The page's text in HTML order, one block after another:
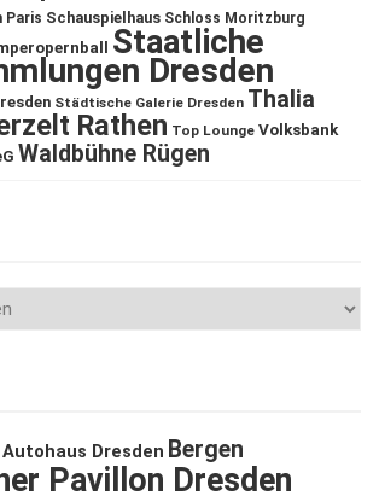
Paris Schauspielhaus Schloss Moritzburg
Staatliche
Dresden
Städtische Galerie Dresden Thalia
Rathen Top Lounge Volksbank
Waldbühne Rügen
Autohaus Dresden Bergen
Pavillon Dresden